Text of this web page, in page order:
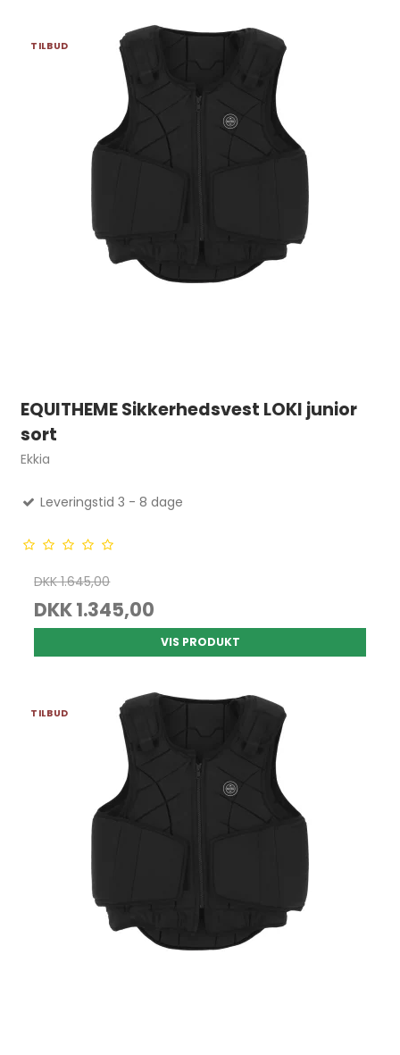
TILBUD
EQUITHEME Sikkerhedsvest LOKI junior
sort
Ekkia
Leveringstid 3 - 8 dage
DKK 1.645,00
DKK 1.345,00
VIS PRODUKT
TILBUD